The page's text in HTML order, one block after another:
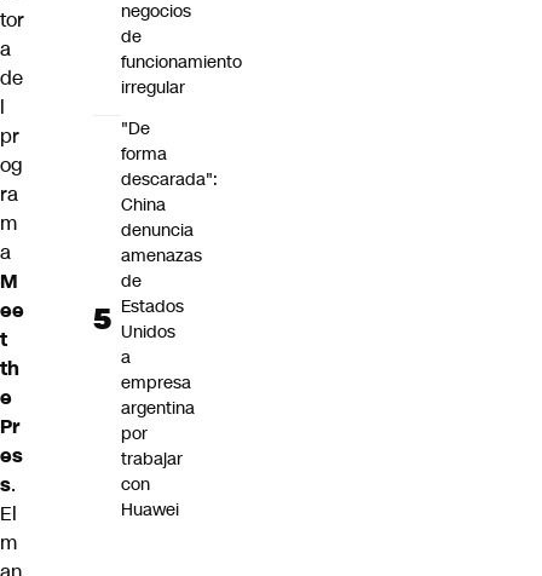
tor
a
de
l
pr
og
ra
m
a
M
ee
t
th
e
Pr
es
s.
El
m
negocios
de
funcionamiento
irregular
"De
forma
descarada":
China
denuncia
amenazas
de
Estados
Unidos
a
empresa
argentina
por
trabajar
con
Huawei